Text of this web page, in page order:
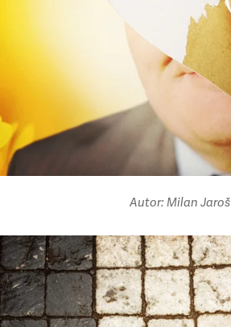
Autor: Milan Jaroš